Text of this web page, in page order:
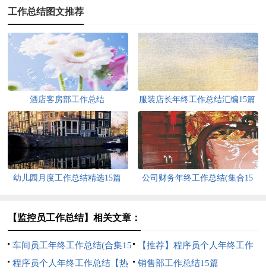
工作总结图文推荐
酒店客房部工作总结 服装店长年终工作总结汇编15篇
幼儿园月度工作总结精选15篇
公司财务年终工作总结(集合15
【监控员工作总结】相关文章：
车间员工年终工作总结(合集15
篇)
【推荐】程序员个人年终工作
总结
程序员个人年终工作总结【热
销售部工作总结15篇